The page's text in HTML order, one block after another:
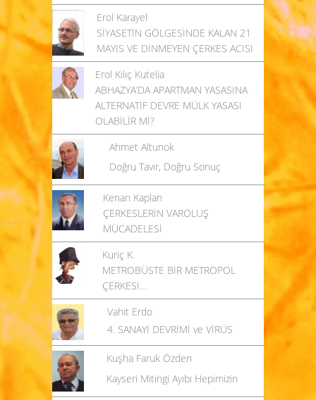
Erol Karayel
SİYASETİN GÖLGESİNDE KALAN 21
MAYIS VE DİNMEYEN ÇERKES ACISI
Erol Kılıç Kutelia
ABHAZYA’DA APARTMAN YASASINA
ALTERNATİF DEVRE MÜLK YASASI
OLABİLİR Mİ?
Ahmet Altunok
Doğru Tavır, Doğru Sonuç
Kenan Kaplan
ÇERKESLERİN VAROLUŞ
MÜCADELESİ
Kuriç K.
METROBÜSTE BİR METROPOL
ÇERKESİ…
Vahit Erdo
4. SANAYİ DEVRİMİ ve VİRÜS
Kuşha Faruk Özden
Kayseri Mitingi Ayıbı Hepimizin